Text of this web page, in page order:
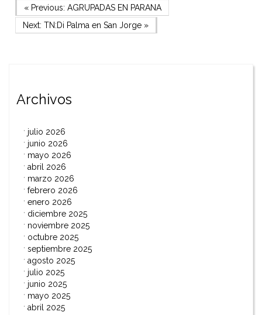
Navegación
de
Previous Post
« Previous: AGRUPADAS EN PARANA
Next Post
Next: TN:Di Palma en San Jorge»
Archivos
julio 2026
junio 2026
mayo 2026
abril 2026
marzo 2026
febrero 2026
enero 2026
diciembre 2025
noviembre 2025
octubre 2025
septiembre 2025
agosto 2025
julio 2025
junio 2025
mayo 2025
abril 2025